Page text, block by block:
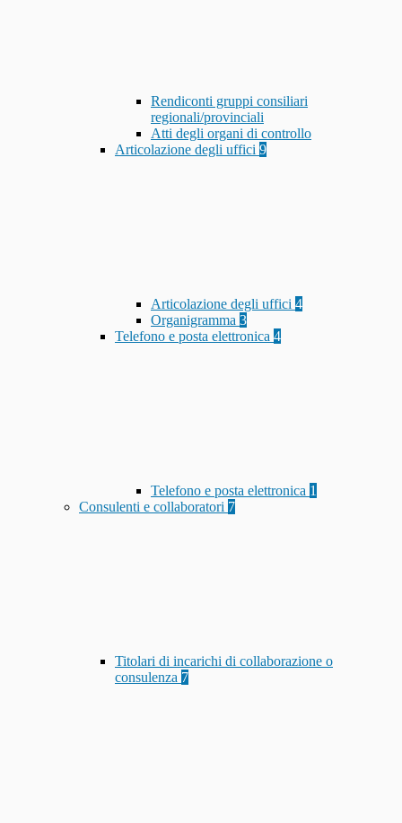
Rendiconti gruppi consiliari
regionali/provinciali
Atti degli organi di controllo
Articolazione degli uffici 9
Articolazione degli uffici 4
Organigramma 3
Telefono e posta elettronica 4
Telefono e posta elettronica 1
Consulenti e collaboratori 7
Titolari di incarichi di collaborazione o
consulenza 7